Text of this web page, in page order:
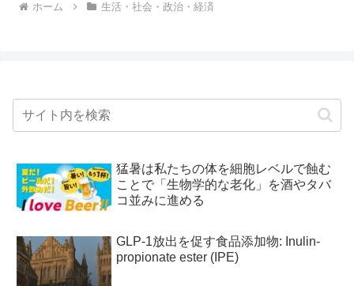
ホーム 生活・社会・政治・経済
猛暑は私たちの体を細胞レベルで蝕む
ことで「生物学的な老化」を酒やタバ
コ並みに進める
GLP-1放出を促す食品添加物: Inulin-
propionate ester (IPE)